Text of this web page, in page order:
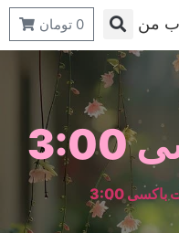
من 0 تومان
3:00